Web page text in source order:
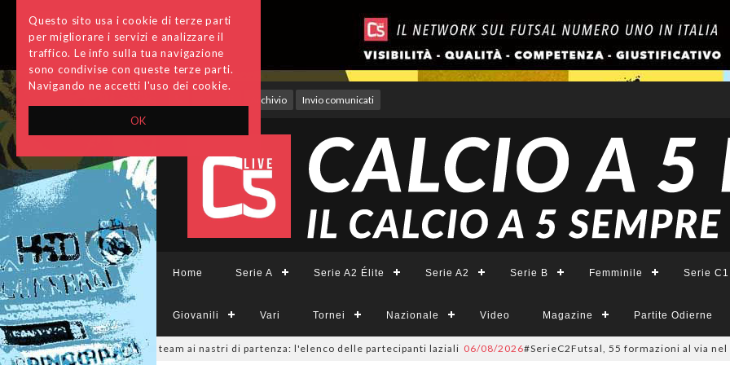
OK
Questo sito usa i cookie di terze parti
per migliorare i servizi e analizzare il
traffico. Le info sulla tua navigazione
sono condivise con queste terze parti.
Navigando ne accetti l'uso dei cookie.
Archivio Invio comunicati
Home Serie A Serie A2 Élite Serie A2 Serie B Femminile Serie C1
Giovanili Vari Tornei Nazionale Video Magazine Partite Odierne
sono 14 i team ai nastri di partenza: l'elenco delle partecipanti laziali 06/08/2026#SerieC2Futsal, 55 formazioni al via nel